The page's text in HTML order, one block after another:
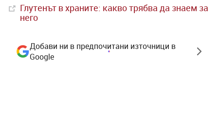
Глутенът в храните: какво трябва да знаем за
него
Добави ни в предпочитани източници в
Google